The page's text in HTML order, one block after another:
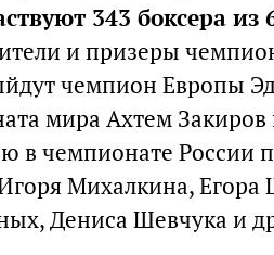
343 боксера из
и призеры
чемпион Европы
мира Ахтем Закиров
в чемпионате России
Михалкина, Егора
Дениса Шевчука и